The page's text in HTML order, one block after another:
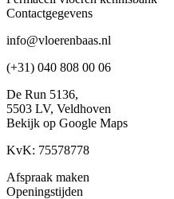
Contactgegevens
info@vloerenbaas.nl
(+31) 040 808 00 06
De Run 5136,
5503 LV, Veldhoven
Bekijk op Google Maps
KvK: 75578778
Afspraak maken
Openingstijden